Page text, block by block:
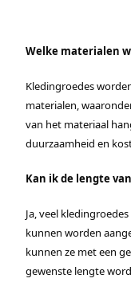
Welke materialen
Kledingroedes
materialen,
van het materiaal
duurzaamheid en
Kan ik de lengte
Ja, veel
kunnen worden
kunnen ze met een
gewenste lengte